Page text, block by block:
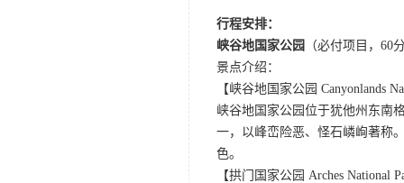
行程安排：
峡谷地国家公园
（必付项目，60
景点介绍：
【峡谷地国家公园 Canyonlands
峡谷地国家公园位于犹他州东南
一，以峰峦险恶、怪石嶙峋著称
色。
【拱门国家公园 Arches National